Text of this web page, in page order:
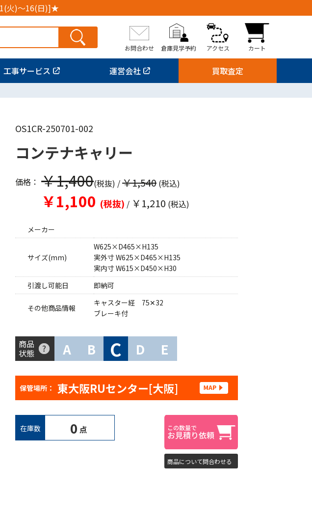
火)～16(日)]★
お問合わせ 倉庫見学予約 アクセス カート
工事サービス 運営会社 買取査定
OS1CR-250701-002
コンテナキャリー
価格： ￥1,400(税抜) /￥1,540 (税込)
￥1,100 (税抜) / ￥1,210 (税込)
メーカー
サイズ(mm)
W625×D465×H135
実外寸 W625×D465×H135
実内寸 W615×D450×H30
引渡し可能日
即納可
その他商品情報
キャスター経 75✕32
ブレーキ付
商品
状態 A B C D E
保管場所： 東大阪RUセンター[大阪]
在庫数 0 点
商品について問合わせる